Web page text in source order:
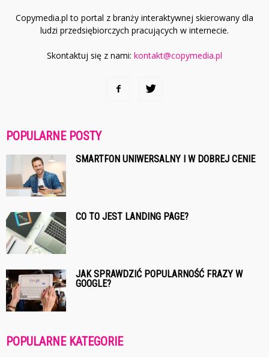
Copymedia.pl to portal z branży interaktywnej skierowany dla
ludzi przedsiębiorczych pracujących w internecie.
Skontaktuj się z nami: kontakt@copymedia.pl
POPULARNE POSTY
SMARTFON UNIWERSALNY I W DOBREJ CENIE
CO TO JEST LANDING PAGE?
JAK SPRAWDZIĆ POPULARNOŚĆ FRAZY W
GOOGLE?
POPULARNE KATEGORIE